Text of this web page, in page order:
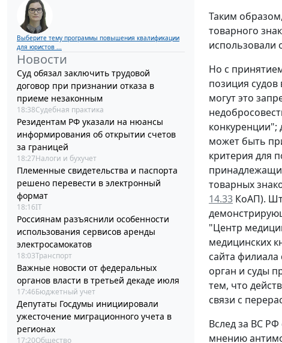
Выберите тему программы повышения квалификации
для юристов ...
Новости
Суд обязал заключить трудовой
договор при признании отказа в
приеме незаконным
18:38Судебная практика
Резидентам РФ указали на нюансы
информирования об открытии счетов
за границей
18:27Налоги и бухучет
Племенные свидетельства и паспорта
решено перевести в электронный
формат
18:16IT
Россиянам разъяснили особенности
использования сервисов аренды
электросамокатов
18:03Транспорт
Важные новости от федеральных
органов власти в третьей декаде июля
17:46Бюджетный учет
Депутаты Госдумы инициировали
ужесточение миграционного учета в
регионах
17:20Общество
Таким
товарного
использовали
Но с
позиция
могут это
конкуренции";
может быть
критерия для
товарных
14.33 КоАП).
"Центр
медицинских
сайта
орган и суды
тем, что
связи с
Вслед за ВС
мнению